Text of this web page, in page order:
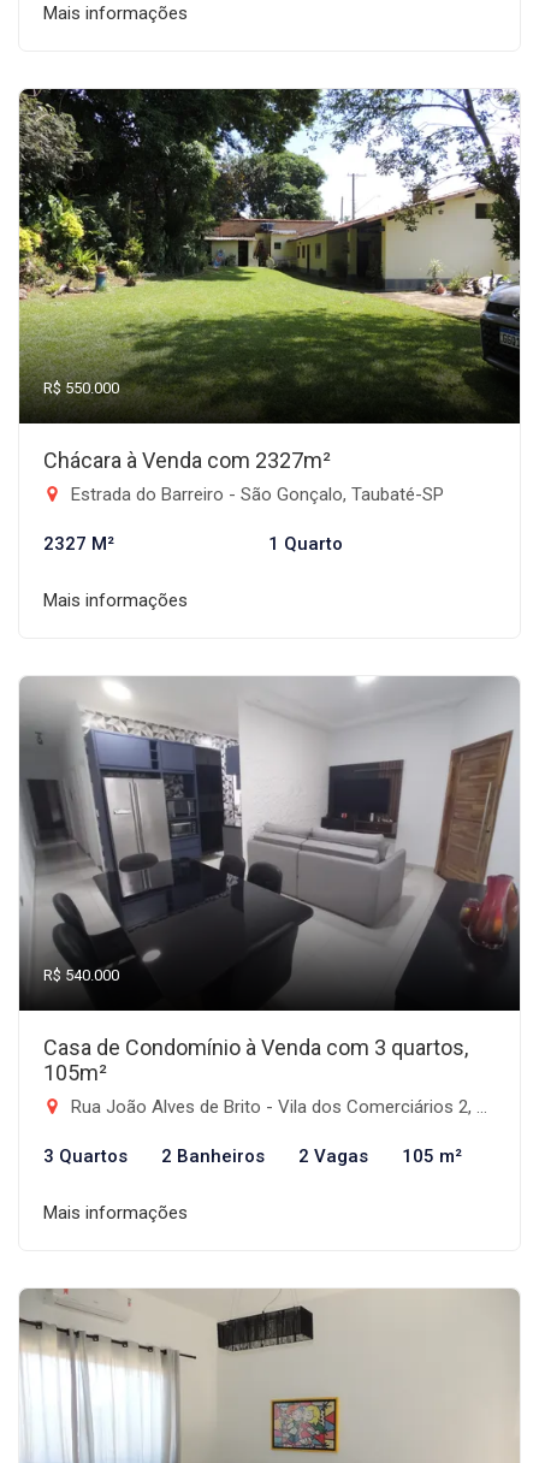
Mais informações
R$ 550.000
Chácara à Venda com 2327m²
Estrada do Barreiro - São Gonçalo, Taubaté-SP
2327 M² 1 Quarto
Mais informações
R$ 540.000
Casa de Condomínio à Venda com 3 quartos,
105m²
Rua João Alves de Brito - Vila dos Comerciários 2, Taubaté-SP
3 Quartos 2 Banheiros 2 Vagas 105 m²
Mais informações